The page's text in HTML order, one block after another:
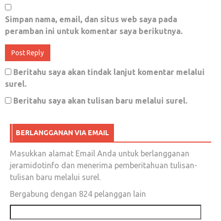
Mei 7, 2018 0
YUSRIL Khutbah Tentang Persatuan di
Mesjid AKBAR, Sorong, PAPUA BARAT
Maret 10, 2018
Fadli Zon: Pemerintah Menipu Rakyat Soal
Pelantikan Perwira Polri Sebagai Pj. Gubernur
Juni 19, 2018 0
Simpan nama, email, dan situs web saya pada
peramban ini untuk komentar saya berikutnya.
Beritahu saya akan tindak lanjut komentar melalui
surel.
Beritahu saya akan tulisan baru melalui surel.
BERLANGGANAN VIA EMAIL
Masukkan alamat Email Anda untuk berlangganan
jeramidotinfo dan menerima pemberitahuan tulisan-
tulisan baru melalui surel.
Bergabung dengan 824 pelanggan lain